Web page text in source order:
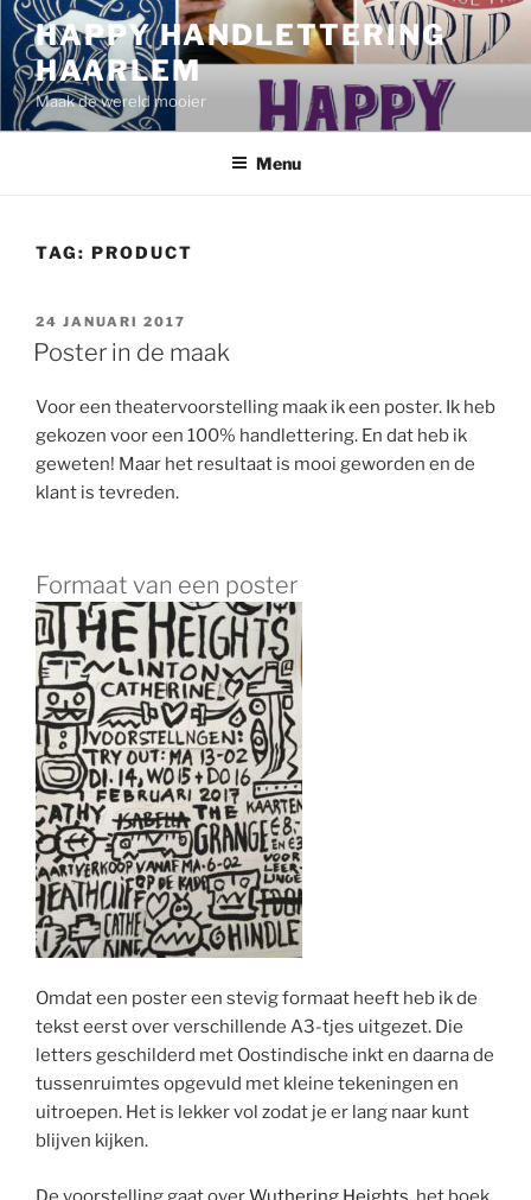
Ga
naar
de
inhoud
HAPPY HANDLETTERING
HAARLEM
Maak de wereld mooier
Menu
TAG: PRODUCT
GEPLAATST
OP
24 JANUARI 2017
Poster in de maak
Voor een theatervoorstelling maak ik een poster. Ik heb
gekozen voor een 100% handlettering. En dat heb ik
geweten! Maar het resultaat is mooi geworden en de
klant is tevreden.
Formaat van een poster
Omdat een poster een stevig formaat heeft heb ik de
tekst eerst over verschillende A3-tjes uitgezet. Die
letters geschilderd met Oostindische inkt en daarna de
tussenruimtes opgevuld met kleine tekeningen en
uitroepen. Het is lekker vol zodat je er lang naar kunt
blijven kijken.